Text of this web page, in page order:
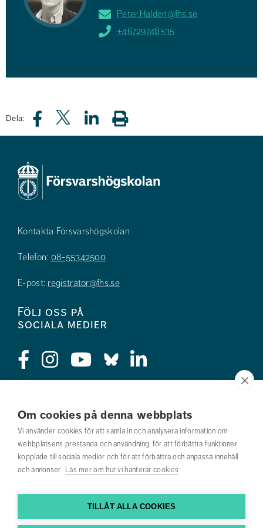
Om cookies på denna webbplats
Vi använder cookies för att samla in och analysera information om
webbplatsens prestanda och användning, för att förbättra funktioner
kopplade till sociala medier och för att förbättra och anpassa innehåll
och annonser. Läs mer om hur vi hanterar cookies
TILLÅT ALLA COOKIES
Peter.Halden@fhs.se
+46729748535
Dela:
Kontakta Försvarshögskolan
Telefon: 08-55342500
E-post: registrator@fhs.se
Följ oss på
sociala medier
Jobba hos oss
Nyhetsbrev
Om webbplatsen